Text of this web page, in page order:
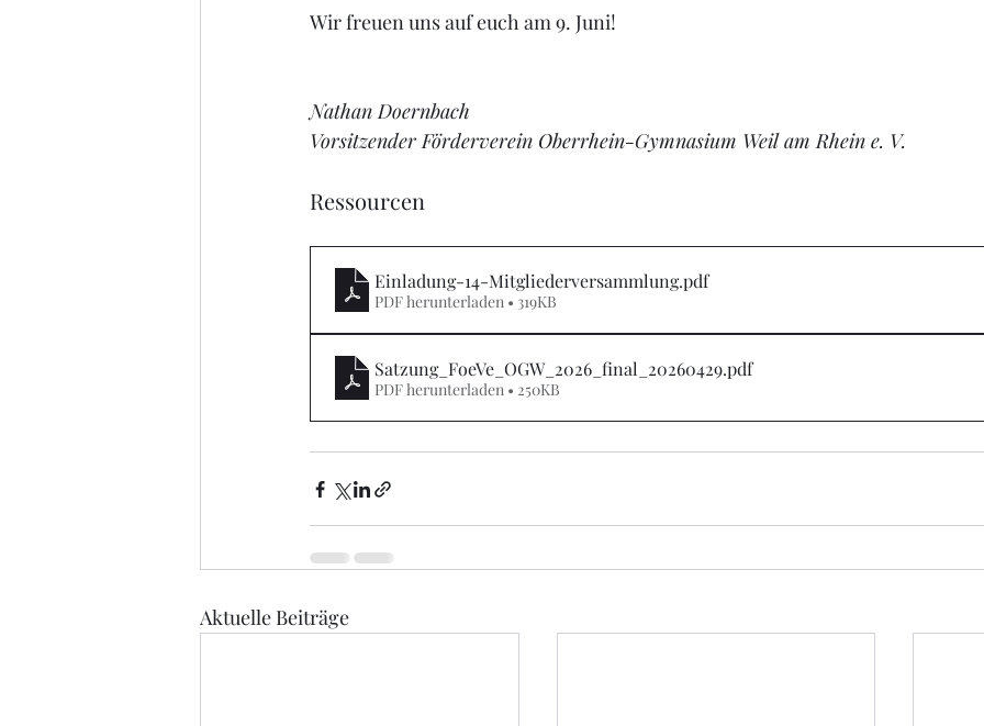
Wir freuen uns auf euch am 9. Juni!
Nathan Doernbach
Vorsitzender Förderverein Oberrhein-Gymnasium Weil am Rhein e. V.
Ressourcen
Einladung-14-Mitgliederversammlung.pdf
PDF herunterladen • 319KB
Satzung_FoeVe_OGW_2026_final_20260429.pdf
PDF herunterladen • 250KB
Aktuelle Beiträge